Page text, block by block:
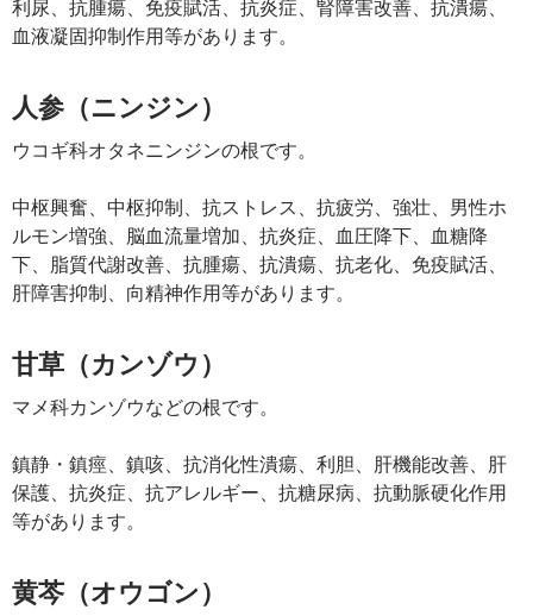
利尿、抗腫瘍、免疫賦活、抗炎症、腎障害改善、抗潰瘍、
血液凝固抑制作用等があります。
人参（ニンジン）
ウコギ科オタネニンジンの根です。
中枢興奮、中枢抑制、抗ストレス、抗疲労、強壮、男性ホ
ルモン増強、脳血流量増加、抗炎症、血圧降下、血糖降
下、脂質代謝改善、抗腫瘍、抗潰瘍、抗老化、免疫賦活、
肝障害抑制、向精神作用等があります。
甘草（カンゾウ）
マメ科カンゾウなどの根です。
鎮静・鎮痙、鎮咳、抗消化性潰瘍、利胆、肝機能改善、肝
保護、抗炎症、抗アレルギー、抗糖尿病、抗動脈硬化作用
等があります。
黄芩（オウゴン）